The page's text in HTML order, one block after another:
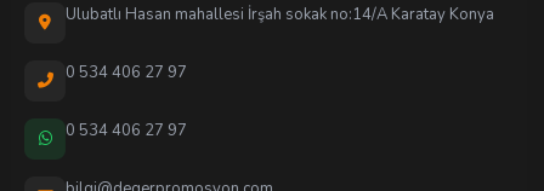
Ulubatlı Hasan mahallesi İrşah sokak no:14/A Karatay Konya
0 534 406 27 97
0 534 406 27 97